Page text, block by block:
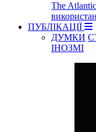
The
ПУБЛІКАЦІЇ
ДУМКИ
ІНОЗМІ